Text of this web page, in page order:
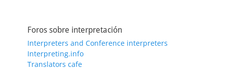
Foros sobre interpretación
Interpreters and Conference interpreters
Interpreting.info
Translators cafe